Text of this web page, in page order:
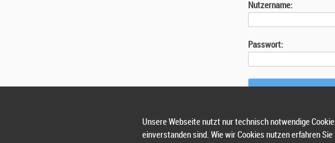
Nutzername:
Passwort:
Sie können sich nicht
Unsere Webseite nutzt nur technisch notwendige
einverstanden sind. Wie wir Cookies nutzen erfahren